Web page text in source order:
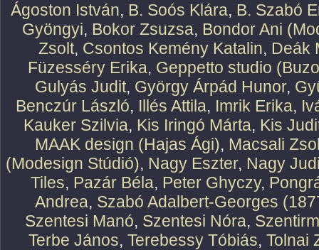
Ágoston István, B. Soós Klára, B. Szabó
Gyöngyi, Bokor Zsuzsa, Bondor Ani
Zsolt, Csontos Kemény Katalin, Deák
Füzesséry Erika, Geppetto studio
Gulyás Judit, György Árpád Hunor,
Benczúr László, Illés Attila, Imrik Erika,
Kauker Szilvia, Kis Iringó Márta, Kis
MAAK design (Hajas Ági), Macsali
(Modesign Stúdió), Nagy Eszter, Nagy
Tiles, Pazár Béla, Peter Ghyczy,
Andrea, Szabó Adalbert-Georges
Szentesi Manó, Szentesi Nóra,
Terbe János, Terebessy Tóbiás, Tolnai